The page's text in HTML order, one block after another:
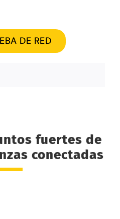
DE RED
fuertes de
conectadas